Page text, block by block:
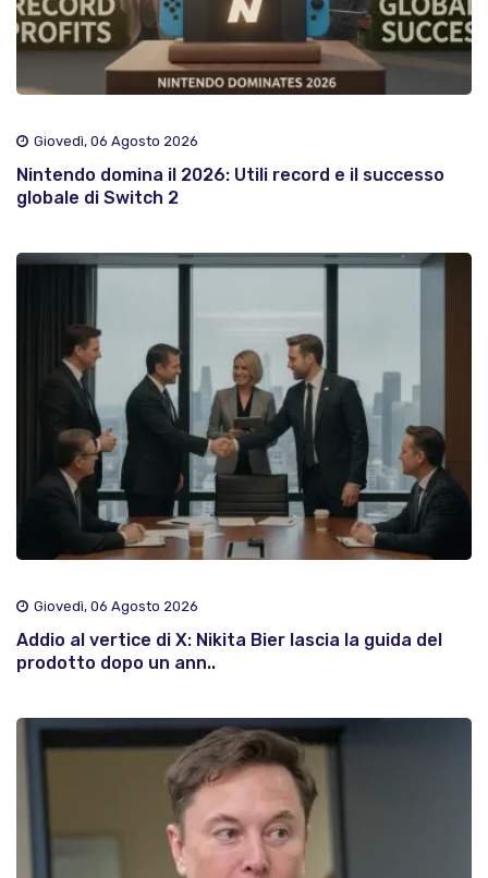
Giovedì, 06 Agosto 2026
Nintendo domina il 2026: Utili record e il successo
globale di Switch 2
Giovedì, 06 Agosto 2026
Addio al vertice di X: Nikita Bier lascia la guida del
prodotto dopo un ann..